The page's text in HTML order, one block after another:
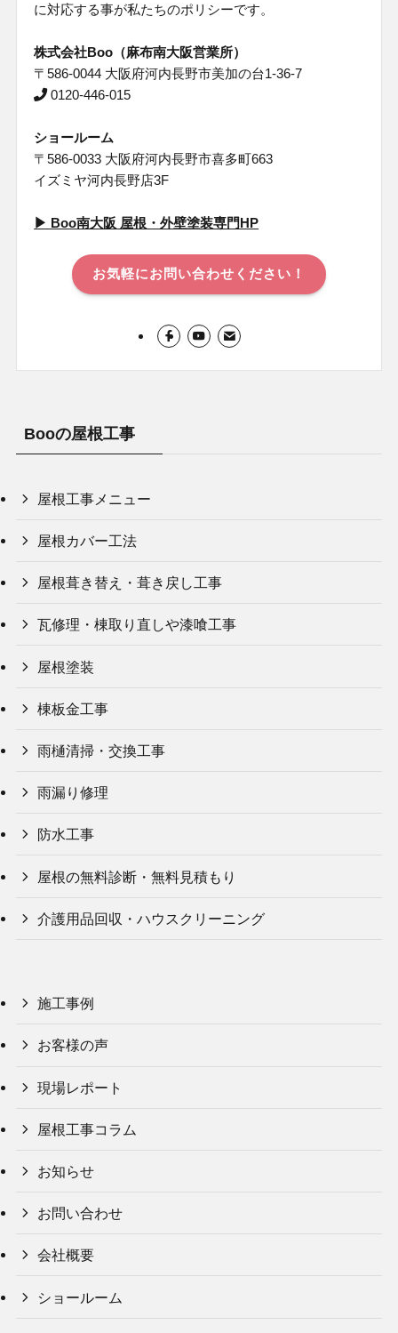
に対応する事が私たちのポリシーです。
株式会社Boo（麻布南大阪営業所）
〒586-0044 大阪府河内長野市美加の台1-36-7
0120-446-015
ショールーム
〒586-0033 大阪府河内長野市喜多町663
イズミヤ河内長野店3F
▶︎ Boo南⼤阪 屋根・外壁塗装専⾨HP
お気軽にお問い合わせください！
Booの屋根工事
屋根工事メニュー
屋根カバー工法
屋根葺き替え・葺き戻し工事
瓦修理・棟取り直しや漆喰工事
屋根塗装
棟板金工事
雨樋清掃・交換工事
雨漏り修理
防水工事
屋根の無料診断・無料見積もり
介護用品回収・ハウスクリーニング
施工事例
お客様の声
現場レポート
屋根工事コラム
お知らせ
お問い合わせ
会社概要
ショールーム